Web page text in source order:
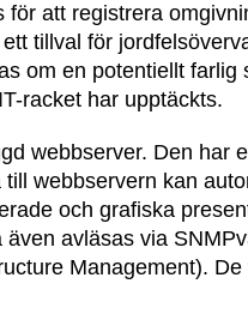
att registrera
tillval för
om en potentiellt
racket har upptäckts.
webbserver. Den har
webbservern kan
och grafiska
avläsas via
Management).